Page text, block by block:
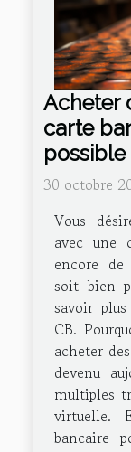
Acheter
carte
possible
30 octobre
Vous
avec une
encore de
soit bien
savoir
CB.
acheter
devenu
multiples
virtuelle.
bancaire